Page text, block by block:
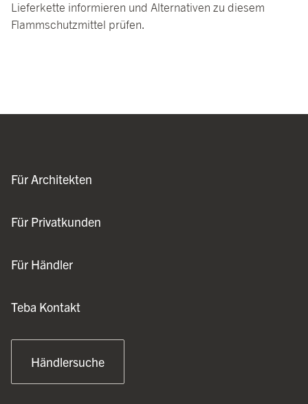
Lieferkette informieren und Alternativen zu diesem
Flammschutzmittel prüfen.
Für Architekten
Für Privatkunden
Für Händler
Teba Kontakt
Händlersuche